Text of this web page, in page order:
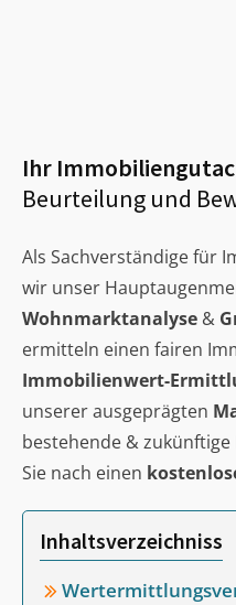
Ihr
Beurteilung und
Als Sachverständige für
wir unser
Wohnmarktanalyse &
ermitteln einen fairen
Immobilienwert-
unserer ausgeprägten
bestehende &
Sie nach einen
Inhaltsverzeichniss